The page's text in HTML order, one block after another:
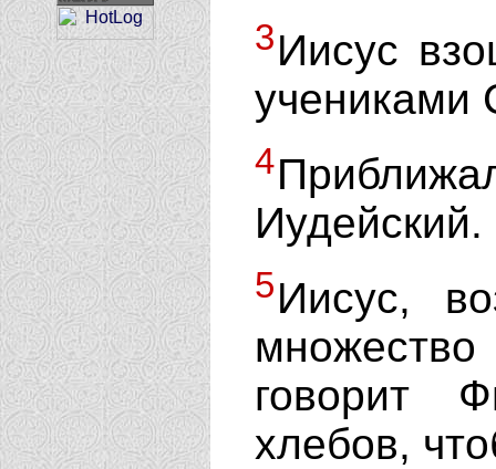
3Иисус
учениками
4
Иудейский.
5Иисус,
говорит
хлебов,